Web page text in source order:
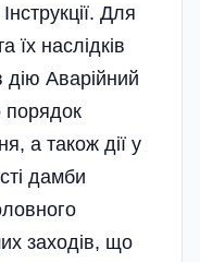
Для
їх наслідків
Аварійний
порядок
а також дії у
дамби
заходів, що